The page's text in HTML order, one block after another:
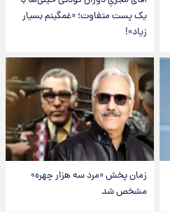
یک پست متفاوت؛ «غمگینم بسیار
زیاد»!
زمان پخش «مرد سه هزار چهره»
مشخص شد